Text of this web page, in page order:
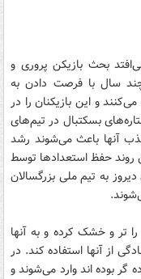
بحث بازیکن پروری و
سال با فرصت دادن به
و این بازیکنان را در
بسکتبال در تیم‌های
آنها باعث می‌شوند رشد
روند حفظ استعدادها توسط
دیروز به تیم ملی بز‌ر‌گسالان
تر و خشک کرده و به آنها
از آنها استفاده کند. در
گر بوده اند وارد می‌شوند و